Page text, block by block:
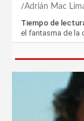
Adrián Mac
Tiempo de
el fantasma de la